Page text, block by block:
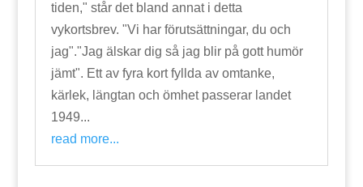
tiden," står det bland annat i detta
vykortsbrev. "Vi har förutsättningar, du och
jag"."Jag älskar dig så jag blir på gott humör
jämt". Ett av fyra kort fyllda av omtanke,
kärlek, längtan och ömhet passerar landet
1949...
read more...